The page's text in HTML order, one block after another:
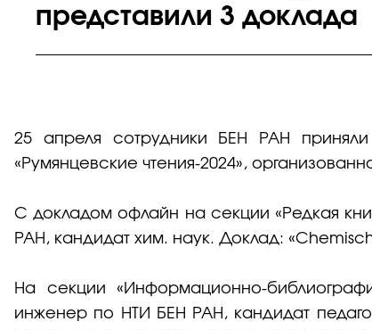
представили 3 доклада
25 апреля сотрудники БЕН РАН
«Румянцевские чтения-2024»,
С докладом офлайн на секции «Редкая
РАН, кандидат хим. наук. Доклад:
На секции «Информационно-
инженер по НТИ БЕН РАН, кандидат